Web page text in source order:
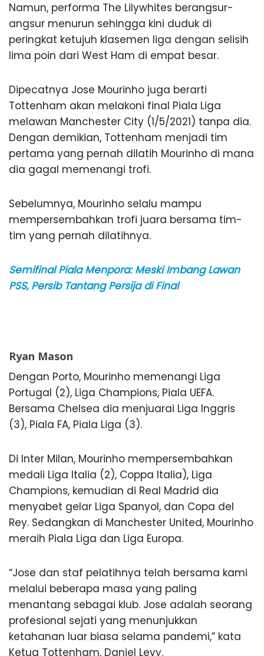
Namun, performa The Lilywhites berangsur-
angsur menurun sehingga kini duduk di
peringkat ketujuh klasemen liga dengan selisih
lima poin dari West Ham di empat besar.
Dipecatnya Jose Mourinho juga berarti
Tottenham akan melakoni final Piala Liga
melawan Manchester City (1/5/2021) tanpa dia.
Dengan demikian, Tottenham menjadi tim
pertama yang pernah dilatih Mourinho di mana
dia gagal memenangi trofi.
Sebelumnya, Mourinho selalu mampu
mempersembahkan trofi juara bersama tim-
tim yang pernah dilatihnya.
Semifinal Piala Menpora: Meski Imbang Lawan
PSS, Persib Tantang Persija di Final
Ryan Mason
Dengan Porto, Mourinho memenangi Liga
Portugal (2), Liga Champions, Piala UEFA.
Bersama Chelsea dia menjuarai Liga Inggris
(3), Piala FA, Piala Liga (3).
Di Inter Milan, Mourinho mempersembahkan
medali Liga Italia (2), Coppa Italia), Liga
Champions, kemudian di Real Madrid dia
menyabet gelar Liga Spanyol, dan Copa del
Rey. Sedangkan di Manchester United, Mourinho
meraih Piala Liga dan Liga Europa.
“Jose dan staf pelatihnya telah bersama kami
melalui beberapa masa yang paling
menantang sebagai klub. Jose adalah seorang
profesional sejati yang menunjukkan
ketahanan luar biasa selama pandemi,” kata
Ketua Tottenham, Daniel Levy.